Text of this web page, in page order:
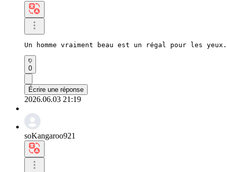
Un homme vraiment beau est un régal pour les
0
Écrire une réponse
2026.06.03 21:19
soKangaroo921